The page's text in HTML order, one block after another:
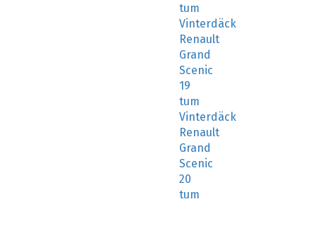
tum
Vinterdäck
Renault
Grand
Scenic
19
tum
Vinterdäck
Renault
Grand
Scenic
20
tum